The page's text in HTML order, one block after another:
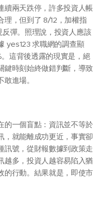
續兩天跌停，許多投資人帳
理，但到了 8/12，加權指
彈。照理說，投資人應該
yes123 求職網的調查顯
這背後透露的現實是，絕
鍵時刻始終做錯判斷，導致
進場。
的一個盲點：資訊並不等於
，就能離成功更近，事實卻
訊號，從財報數據到政策走
越多，投資人越容易陷入猶
的行動。結果就是，即使市